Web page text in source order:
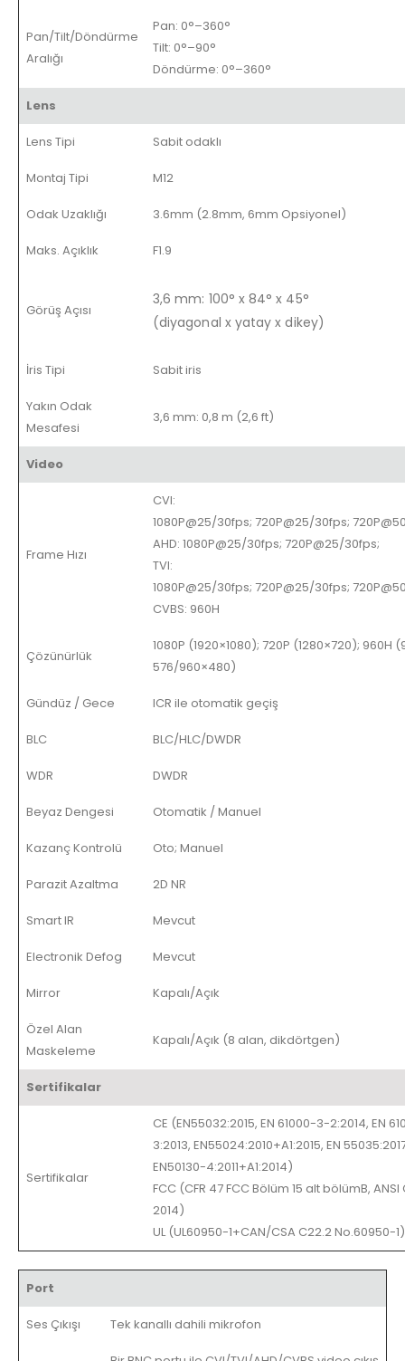
Pan/Tilt/Döndürme
Aralığı
Pan: 0°–360°
Tilt: 0°–90°
Döndürme: 0°–360°
Lens
Lens Tipi Sabit odaklı
Montaj Tipi M12
Odak Uzaklığı 3.6mm (2.8mm, 6mm Opsiyonel)
Maks. Açıklık F1.9
Görüş Açısı
3,6 mm: 100° x 84° x 45°
(diyagonal x yatay x dikey)
İris Tipi Sabit iris
Yakın Odak
Mesafesi
3,6 mm: 0,8 m (2,6 ft)
Video
Frame Hızı
CVI:
1080P@25/30fps; 720P@25/30fps;
AHD: 1080P@25/30fps; 720P@25/30fps;
TVI:
1080P@25/30fps; 720P@25/30fps;
CVBS: 960H
Çözünürlük
1080P (1920×1080); 720P (1280×720); 960H
576/960×480)
Gündüz / Gece ICR ile otomatik geçiş
BLC BLC/HLC/DWDR
WDR DWDR
Beyaz Dengesi Otomatik / Manuel
Kazanç Kontrolü Oto; Manuel
Parazit Azaltma 2D NR
Smart IR Mevcut
Electronik Defog Mevcut
Mirror Kapalı/Açık
Özel Alan
Maskeleme
Kapalı/Açık (8 alan, dikdörtgen)
Sertifikalar
Sertifikalar
CE (EN55032:2015, EN 61000-3-2:2014, EN
3:2013, EN55024:2010+A1:2015, EN
EN50130-4:2011+A1:2014)
FCC (CFR 47 FCC Bölüm 15 alt bölümB,
2014)
UL (UL60950-1+CAN/CSA C22.2 No.60950-1)
Port
Ses Çıkışı Tek kanallı dahili mikrofon